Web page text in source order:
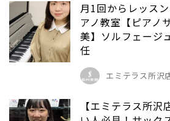
月1回からレッス
アノ教室【ピア
美】ソルフェージ
任
エミテラス所沢
【エミテラス所沢